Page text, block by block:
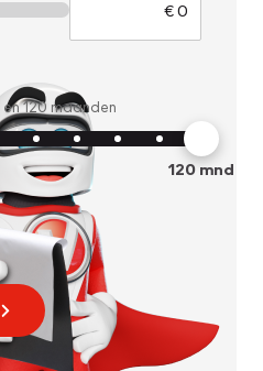
en120 maanden
120mnd